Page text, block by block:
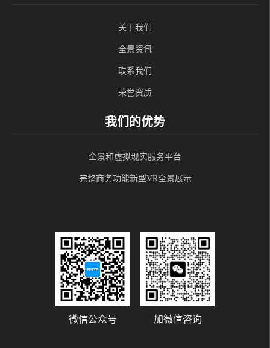
关于我们
全景资讯
联系我们
荣誉资质
我们的优势
全景和虚拟现实服务平台
完整商务功能新型VR全景展示
微信公众号 加微信咨询